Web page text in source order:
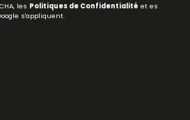
les Politiques de Confidentialité et es
s'appliquent.